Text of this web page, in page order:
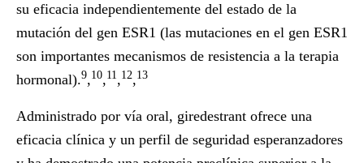
su eficacia independientemente del estado de la
mutación del gen ESR1 (las mutaciones en el gen ESR1
son importantes mecanismos de resistencia a la terapia
hormonal).9,10,11,12,13
Administrado por vía oral, giredestrant ofrece una
eficacia clínica y un perfil de seguridad esperanzadores